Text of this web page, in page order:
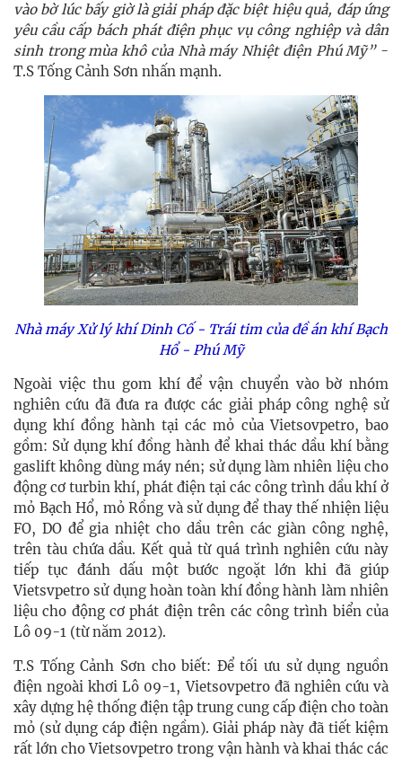
vào bờ lúc bấy giờ là giải pháp đặc biệt hiệu quả, đáp ứng
yêu cầu cấp bách phát điện phục vụ công nghiệp và dân
sinh trong mùa khô của Nhà máy Nhiệt điện Phú Mỹ”-
T.S Tống Cảnh Sơn nhấn mạnh.
Nhà máy Xử lý khí Dinh Cố - Trái tim của đề án khí Bạch
Hổ - Phú Mỹ
Ngoài việc thu gom khí để vận chuyển vào bờ nhóm
nghiên cứu đã đưa ra được các giải pháp công nghệ sử
dụng khí đồng hành tại các mỏ của Vietsovpetro, bao
gồm: Sử dụng khí đồng hành để khai thác dầu khí bằng
gaslift không dùng máy nén; sử dụng làm nhiên liệu cho
động cơ turbin khí, phát điện tại các công trình dầu khí ở
mỏ Bạch Hổ, mỏ Rồng và sử dụng để thay thế nhiện liệu
FO, DO để gia nhiệt cho dầu trên các giàn công nghệ,
trên tàu chứa dầu. Kết quả từ quá trình nghiên cứu này
tiếp tục đánh dấu một bước ngoặt lớn khi đã giúp
Vietsvpetro sử dụng hoàn toàn khí đồng hành làm nhiên
liệu cho động cơ phát điện trên các công trình biển của
Lô 09-1 (từ năm 2012).
T.S Tống Cảnh Sơn cho biết: Để tối ưu sử dụng nguồn
điện ngoài khơi Lô 09-1, Vietsovpetro đã nghiên cứu và
xây dựng hệ thống điện tập trung cung cấp điện cho toàn
mỏ (sử dụng cáp điện ngầm). Giải pháp này đã tiết kiệm
rất lớn cho Vietsovpetro trong vận hành và khai thác các